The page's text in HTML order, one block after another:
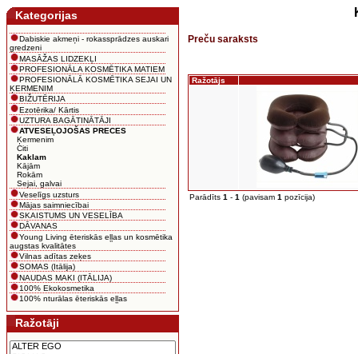
Kategorijas
Dabiskie akmeņi - rokassprādzes auskari
gredzeni
MASĀŽAS LIDZEKĻI
PROFESIONĀLA KOSMĒTIKA MATIEM
PROFESIONĀLĀ KOSMĒTIKA SEJAI UN
ĶERMENIM
BIŽUTĒRIJA
Ezotērika/ Kārtis
UZTURA BAGĀTINĀTĀJI
ATVESEĻOJOŠAS PRECES
Ķermenim
Citi
Kaklam
Kājām
Rokām
Sejai, galvai
Veselīgs uzsturs
Mājas saimniecībai
SKAISTUMS UN VESELĪBA
DĀVANAS
Young Living ēteriskās eļļas un kosmētika
augstas kvalitātes
Vilnas adītas zeķes
SOMAS (Itālija)
NAUDAS MAKI (ITĀLIJA)
100% Ekokosmetika
100% nturālas ēteriskās eļļas
Ražotāji
Preču saraksts
Ražotājs
Parādīts 1 - 1 (pavisam 1 pozīcija)